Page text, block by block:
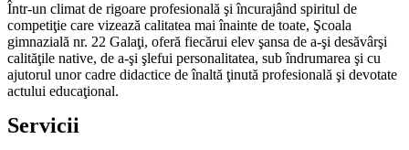
Într-un climat de rigoare profesională şi încurajând spiritul de
competiţie care vizează calitatea mai înainte de toate, Şcoala
gimnazială nr. 22 Galaţi, oferă fiecărui elev şansa de a-şi desăvârşi
calităţile native, de a-şi şlefui personalitatea, sub îndrumarea şi cu
ajutorul unor cadre didactice de înaltă ţinută profesională şi devotate
actului educaţional.
Servicii